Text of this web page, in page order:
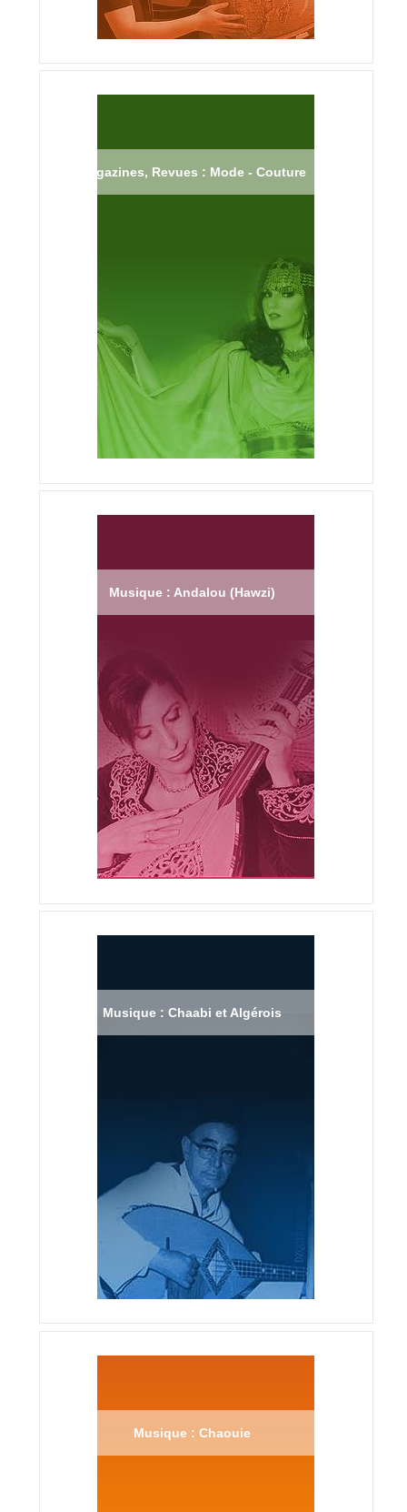
Magazines, Revues : Mode - Couture
Musique : Andalou (Hawzi)
Musique : Chaabi et Algérois
Musique : Chaouie